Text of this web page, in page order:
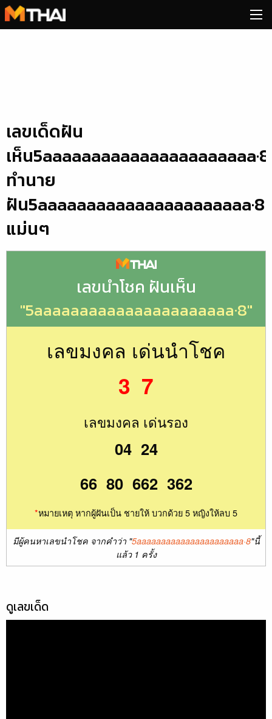
Skip
to
เลขเด็ดฝัน
เห็น5aaaaaaaaaaaaaaaaaaaaaa·8
ทำนาย
ฝัน5aaaaaaaaaaaaaaaaaaaaaa·8
แม่นๆ
เลขนำโชค ฝันเห็น
"5aaaaaaaaaaaaaaaaaaaaaa·8"
เลขมงคล เด่นนำโชค
3 7
เลขมงคล เด่นรอง
04 24
66 80 662 362
*หมายเหตุ หากผู้ฝันเป็น ชายให้ บวกด้วย 5 หญิงให้ลบ 5
มีผู้คนหาเลขนำโชค จากคำว่า "5aaaaaaaaaaaaaaaaaaaaaa·8"นี้
แล้ว 1 ครั้ง
ดูเลขเด็ด